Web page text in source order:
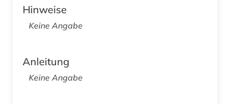
Hinweise
Keine Angabe
Anleitung
Keine Angabe